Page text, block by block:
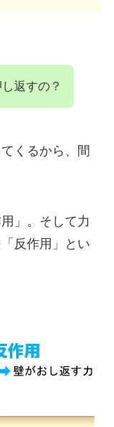
返すの？
くるから、間
」。そして力
反作用」とい